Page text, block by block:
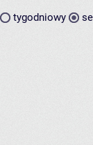
tygodniowy